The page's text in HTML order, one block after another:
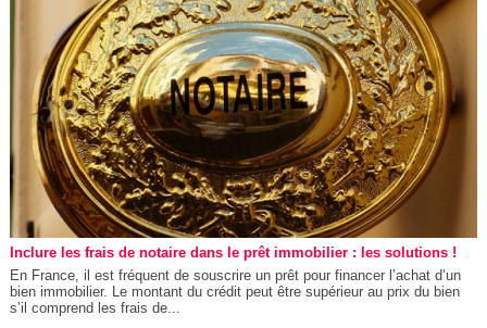
Inclure les frais de notaire dans le prêt immobilier : les solutions !
En France, il est fréquent de souscrire un prêt pour financer l’achat d’un
bien immobilier. Le montant du crédit peut être supérieur au prix du bien
s’il comprend les frais de...